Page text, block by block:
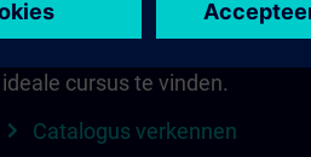
of verken op categorie in
ideale cursus te vinden.
Catalogus verkennen